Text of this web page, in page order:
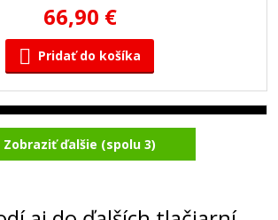
66,90 €
Pridať do košíka
fotovalec Brother DR-4000
(fotovalec)
Zobraziť ďalšie (spolu 3)